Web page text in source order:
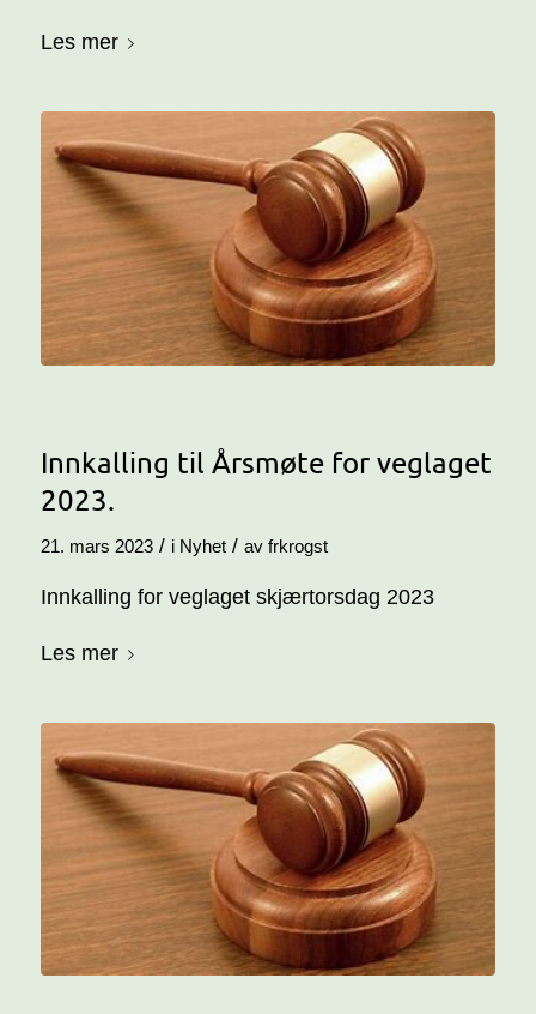
Les mer
Innkalling til Årsmøte for veglaget
2023.
21. mars 2023 / i Nyhet / av frkrogst
Innkalling for veglaget skjærtorsdag 2023
Les mer